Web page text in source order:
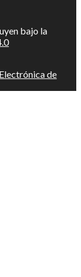
bajo la
de